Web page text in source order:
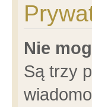
Nie
Są trzy